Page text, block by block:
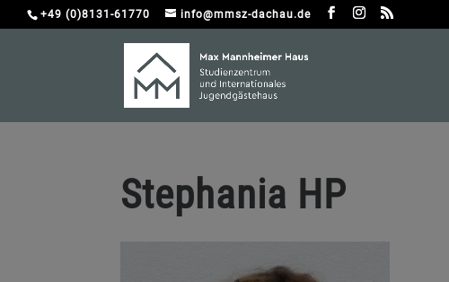
+49 (0)8131-61770 info@mmsz-dachau.de
Stephania HP